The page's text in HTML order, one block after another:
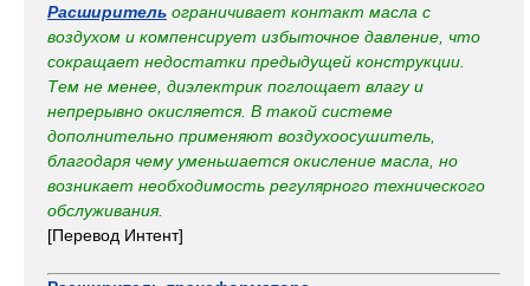
Расширитель ограничивает контакт масла с
воздухом и компенсирует избыточное давление, что
сокращает недостатки предыдущей конструкции.
Тем не менее, диэлектрик поглощает влагу и
непрерывно окисляется. В такой системе
дополнительно применяют воздухоосушитель,
благодаря чему уменьшается окисление масла, но
возникает необходимость регулярного технического
обслуживания.
[Перевод Интент]